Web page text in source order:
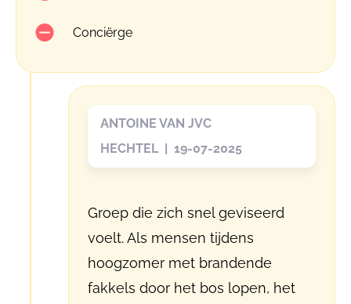
Conciërge
ANTOINE VAN JVC
HECHTEL | 19-07-2025
Groep die zich snel geviseerd
voelt. Als mensen tijdens
hoogzomer met brandende
fakkels door het bos lopen, het